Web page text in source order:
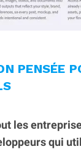
PENSÉE
les
qui